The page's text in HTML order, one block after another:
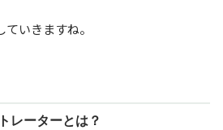
いきますね。
レーターとは？